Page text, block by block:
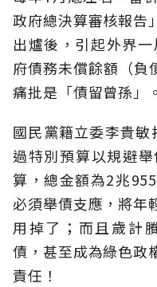
政府總決算審核報告
出爐後，引起外界
府債務未償餘額（負
痛批是「債留曾孫」。
國民黨籍立委李貴
過特別預算以規避
算，總金額為2兆
必須舉債支應，將年
用掉了；而且歲計
債，甚至成為綠色政
責任！